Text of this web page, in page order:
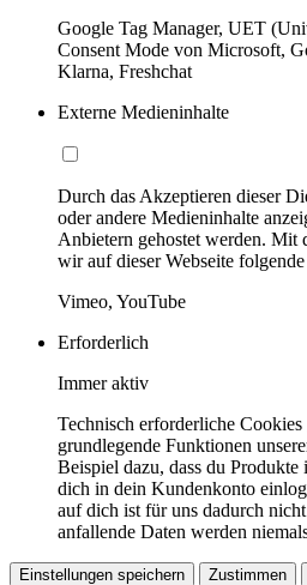
Google Tag Manager, UET
Consent Mode von Microsoft,
Klarna, Freshchat
Externe Medieninhalte
Durch das Akzeptieren dieser
oder andere Medieninhalte
Anbietern gehostet werden. Mit
wir auf dieser Webseite
Vimeo, YouTube
Erforderlich
Immer aktiv
Technisch erforderliche
grundlegende Funktionen
Beispiel dazu, dass du
dich in dein Kundenkonto
auf dich ist für uns dadurch
anfallende Daten werden
Einstellungen speichern Zustimmen